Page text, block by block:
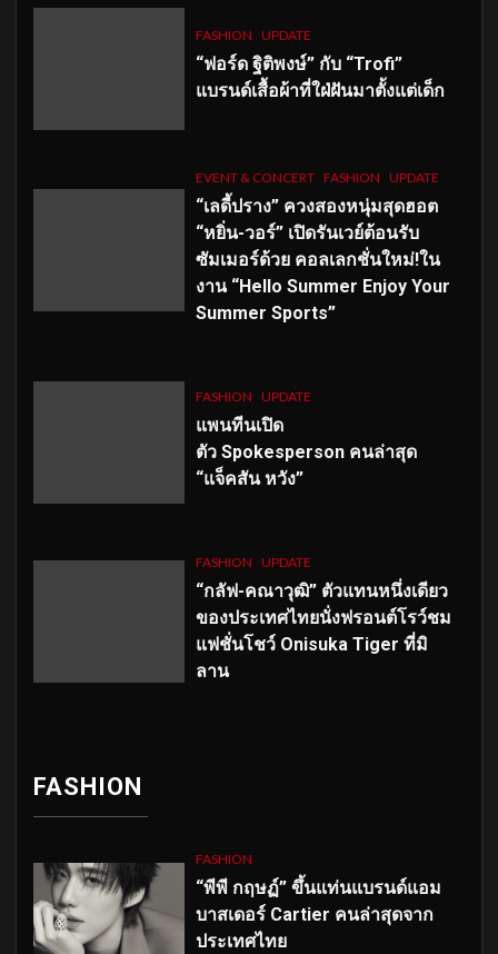
FASHION UPDATE
“ฟอร์ด ฐิติพงษ์” กับ “Trofi”
แบรนด์เสื้อผ้าที่ใฝ่ฝันมาตั้งแต่เด็ก
EVENT & CONCERT FASHION UPDATE
“เลดี้ปราง” ควงสองหนุ่มสุดฮอต
“หยิ่น-วอร์” เปิดรันเวย์ต้อนรับ
ซัมเมอร์ด้วย คอลเลกชั่นใหม่!ใน
งาน “Hello Summer Enjoy Your
Summer Sports”
FASHION UPDATE
แพนทีนเปิด
ตัว Spokesperson คนล่าสุด
“แจ็คสัน หวัง”
FASHION UPDATE
“กลัฟ-คณาวุฒิ” ตัวแทนหนึ่งเดียว
ของประเทศไทยนั่งฟรอนต์โรว์ชม
แฟชั่นโชว์ Onisuka Tiger ที่มิ
ลาน
FASHION
FASHION
“พีพี กฤษฏ์” ขึ้นแท่นแบรนด์แอม
บาสเดอร์ Cartier คนล่าสุดจาก
ประเทศไทย